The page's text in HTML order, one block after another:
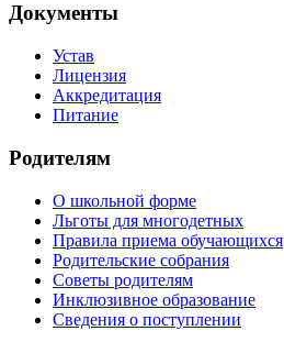
Документы
Устав
Лицензия
Аккредитация
Питание
Родителям
О школьной форме
Льготы для многодетных
Правила приема обучающихся
Родительские собрания
Советы родителям
Инклюзивное образование
Сведения о поступлении